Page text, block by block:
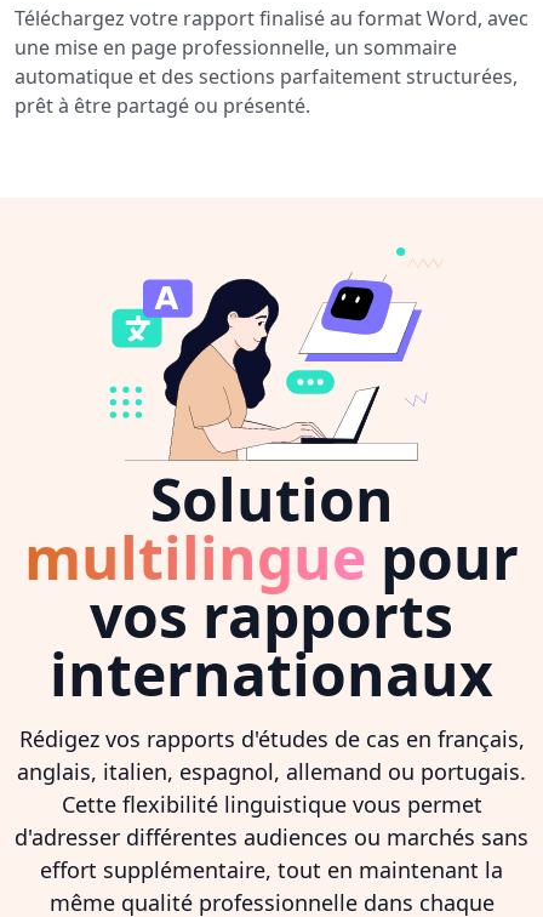
Téléchargez votre rapport finalisé au format Word, avec
une mise en page professionnelle, un sommaire
automatique et des sections parfaitement structurées,
prêt à être partagé ou présenté.
Solution
multilingue pour
vos rapports
internationaux
Rédigez vos rapports d'études de cas en français,
anglais, italien, espagnol, allemand ou portugais.
Cette flexibilité linguistique vous permet
d'adresser différentes audiences ou marchés sans
effort supplémentaire, tout en maintenant la
même qualité professionnelle dans chaque